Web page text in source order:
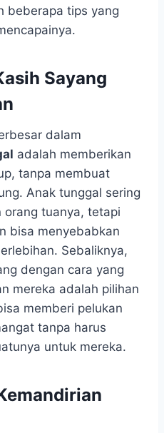
beberapa tips yang
Sayang
dalam
adalah memberikan
tanpa membuat
Anak tunggal sering
tuanya, tetapi
bisa menyebabkan
Sebaliknya,
dengan cara yang
mereka adalah pilihan
memberi pelukan
tanpa harus
untuk mereka.